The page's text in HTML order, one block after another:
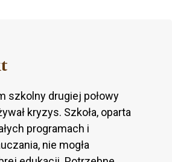
szkolny drugiej połowy
kryzys. Szkoła, oparta
programach i
nie mogła